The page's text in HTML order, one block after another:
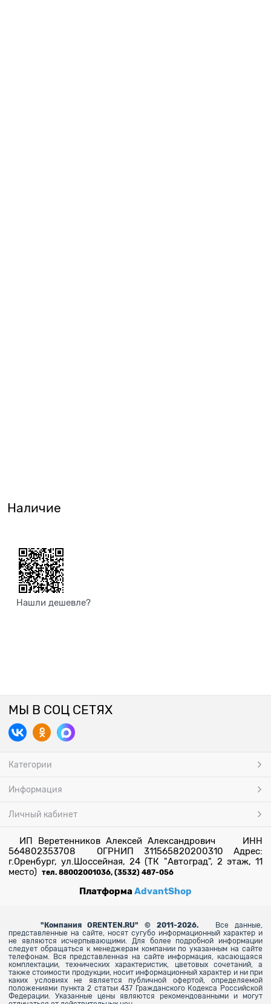
Наличие
Нашли дешевле?
МЫ В СОЦ СЕТЯХ
Категории
Информация
Личный кабинет
ИП Веретенников Алексей Александрович ИНН
564802353708 ОГРНИП 311565820200310 Адрес:
г.Оренбург, ул.Шоссейная, 24 (ТК "Автоград", 2 этаж, 11
место) тел. 88002001036, (3532) 487-056
ПлатформаAdvantShop
" Компания ORENTEN.RU" © 2011-2026.
Все данные,
представленные на сайте, носят сугубо информационный характер и
не являются исчерпывающими. Для более подробной информации
следует обращаться к менеджерам компании по указанным на сайте
телефонам. Вся представленная на сайте информация, касающаяся
комплектации, технических характеристик, цветовых сочетаний, а
также стоимости продукции, носит информационный характер и ни при
каких условиях не является публичной офертой, определяемой
положениями пункта 2 статьи 437 Гражданского Кодекса Российской
Федерации. Указанные цены являются рекомендованными и могут